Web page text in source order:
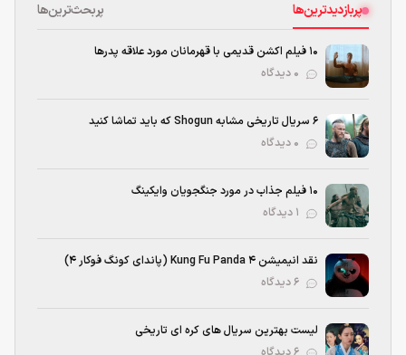
پربازدیدترین‌ها پربحث‌ترین‌ها
۱۰ فیلم اکشن قدیمی با قهرمانان مورد علاقه پدرها
۶ سریال تاریخی مشابه Shogun که باید تماشا کنید
۱۰ فیلم جذاب در مورد جنگجویان وایکینگ
نقد انیمیشن Kung Fu Panda 4 (پاندای کونگ‌ فوکار ۴)
لیست بهترین سریال های کره ای تاریخی